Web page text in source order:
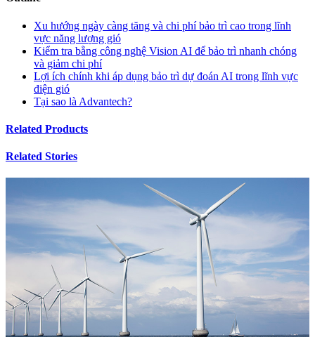
Xu hướng ngày càng tăng và chi phí bảo trì cao trong lĩnh
vực năng lượng gió
Kiểm tra bằng công nghệ Vision AI để bảo trì nhanh chóng
và giảm chi phí
Lợi ích chính khi áp dụng bảo trì dự đoán AI trong lĩnh vực
điện gió
Tại sao là Advantech?
Related Products
Related Stories